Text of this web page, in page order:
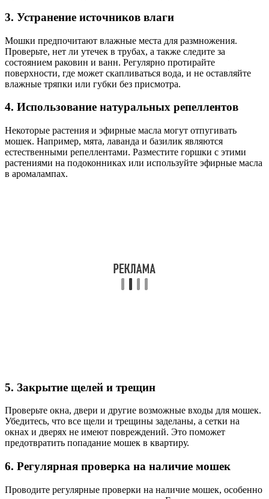
3. Устранение источников влаги
Мошки предпочитают влажные места для размножения.
Проверьте, нет ли утечек в трубах, а также следите за
состоянием раковин и ванн. Регулярно протирайте
поверхности, где может скапливаться вода, и не оставляйте
влажные тряпки или губки без присмотра.
4. Использование натуральных репеллентов
Некоторые растения и эфирные масла могут отпугивать
мошек. Например, мята, лаванда и базилик являются
естественными репеллентами. Разместите горшки с этими
растениями на подоконниках или используйте эфирные масла
в аромалампах.
5. Закрытие щелей и трещин
Проверьте окна, двери и другие возможные входы для мошек.
Убедитесь, что все щели и трещины заделаны, а сетки на
окнах и дверях не имеют повреждений. Это поможет
предотвратить попадание мошек в квартиру.
6. Регулярная проверка на наличие мошек
Проводите регулярные проверки на наличие мошек, особенно